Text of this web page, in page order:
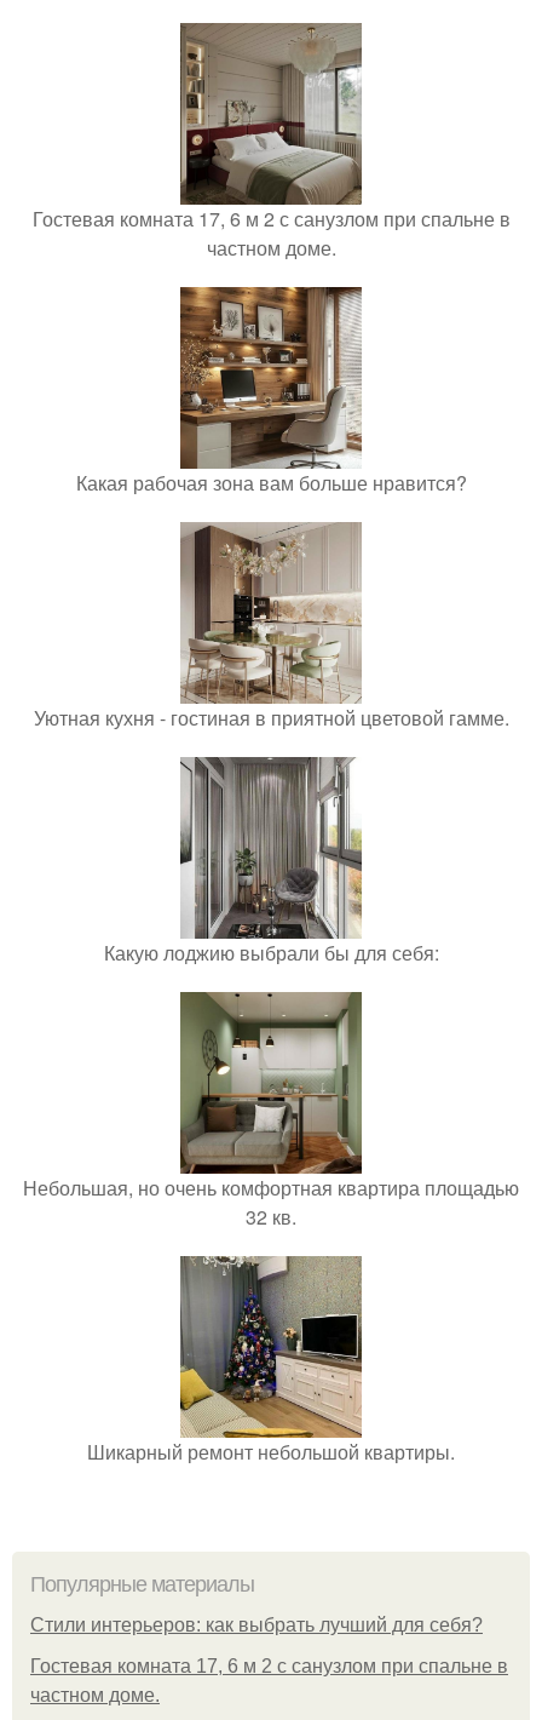
Гостевая комната 17, 6 м 2 с санузлом при спальне в
частном доме.
Какая рабочая зона вам больше нравится?
Уютная кухня - гостиная в приятной цветовой гамме.
Какую лоджию выбрали бы для себя:
Небольшая, но очень комфортная квартира площадью
32 кв.
Шикарный ремонт небольшой квартиры.
Популярные материалы
Стили интерьеров: как выбрать лучший для себя?
Гостевая комната 17, 6 м 2 с санузлом при спальне в
частном доме.